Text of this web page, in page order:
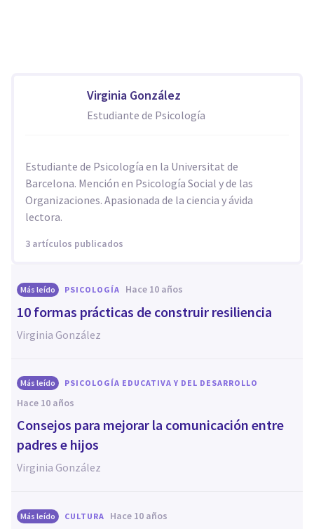
Virginia González
Estudiante de Psicología
Estudiante de Psicología en la Universitat de
Barcelona. Mención en Psicología Social y de las
Organizaciones. Apasionada de la ciencia y ávida
lectora.
3 artículos publicados
Más leído PSICOLOGÍA hace 10 años
​10 formas prácticas de construir resiliencia
Virginia González
Más leído PSICOLOGÍA EDUCATIVA Y DEL DESARROLLO
hace 10 años
​Consejos para mejorar la comunicación entre
padres e hijos
Virginia González
Más leído CULTURA hace 10 años